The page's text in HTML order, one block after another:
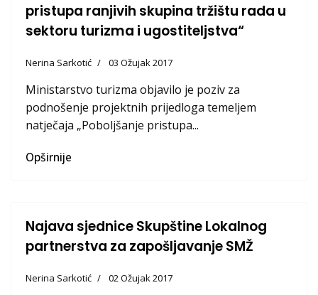
pristupa ranjivih skupina tržištu rada u
sektoru turizma i ugostiteljstva“
Nerina Sarkotić 03 Ožujak 2017
Ministarstvo turizma objavilo je poziv za
podnošenje projektnih prijedloga temeljem
natječaja „Poboljšanje pristupa...
Opširnije
Najava sjednice Skupštine Lokalnog
partnerstva za zapošljavanje SMŽ
Nerina Sarkotić 02 Ožujak 2017